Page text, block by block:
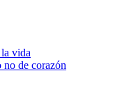
vida
no de corazón